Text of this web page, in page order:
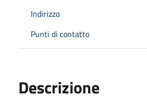
Indirizzo
Punti di contatto
Descrizione